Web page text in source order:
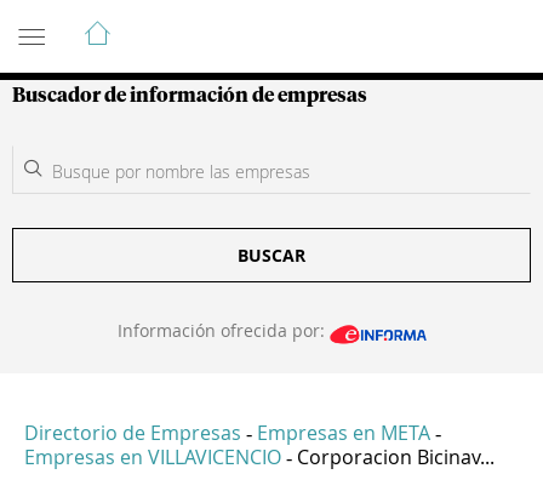
Guía de Empresas Colombianas
Buscador de información de empresas
BUSCAR
Información ofrecida por:
Directorio de Empresas - Empresas en META -
Empresas en VILLAVICENCIO - Corporacion Bicinav...